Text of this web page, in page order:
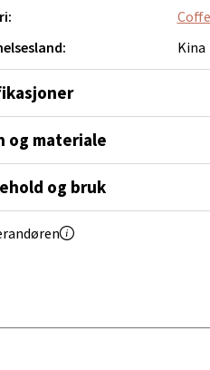
Kina
og materiale
og bruk
Velg
Velg